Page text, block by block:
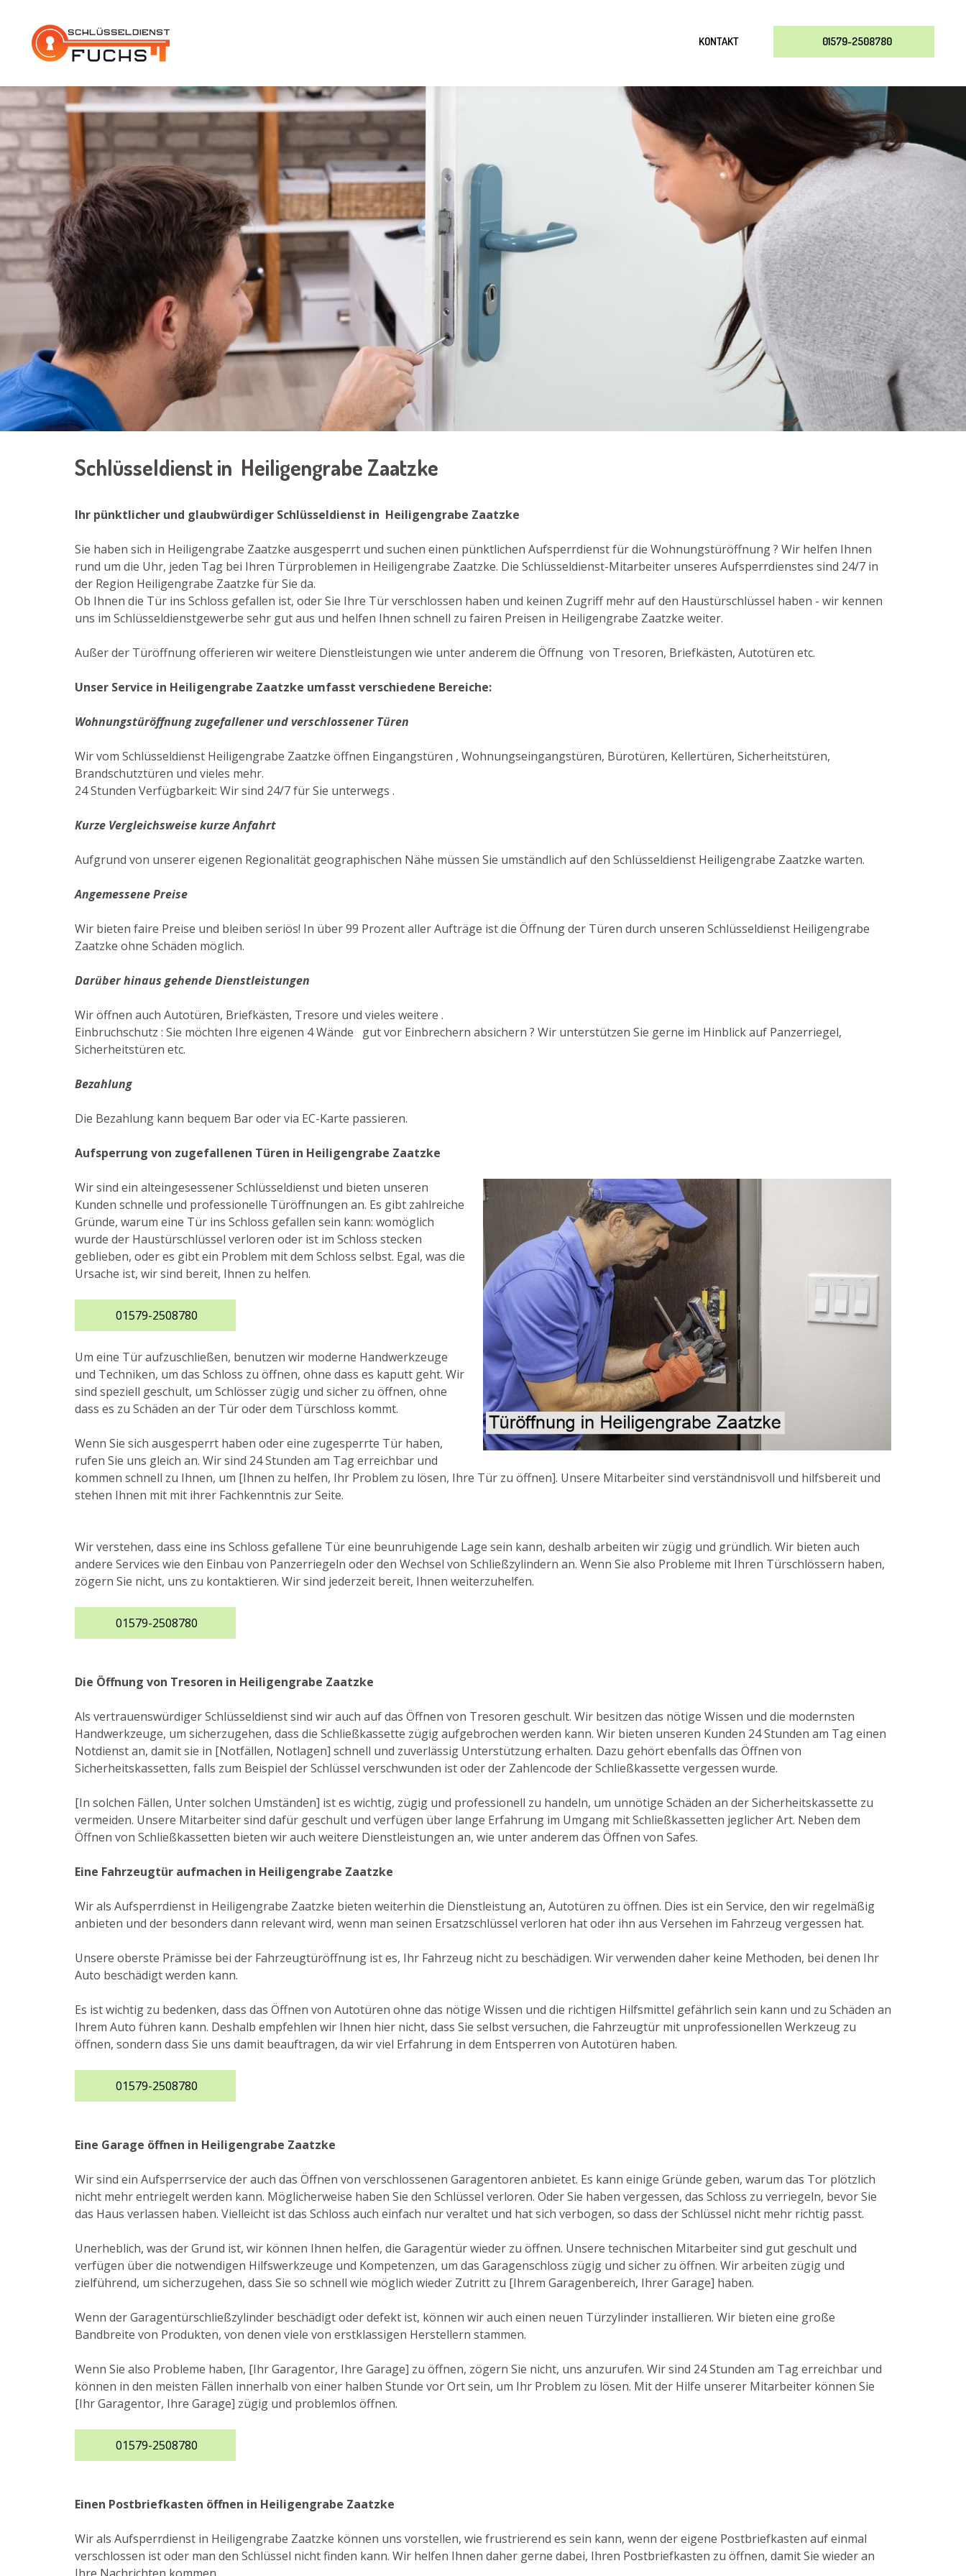
KONTAKT 01579-2508780
Schlüsseldienst in Heiligengrabe Zaatzke
Ihr pünktlicher und glaubwürdiger Schlüsseldienst in Heiligengrabe Zaatzke
Sie haben sich in Heiligengrabe Zaatzke ausgesperrt und suchen einen pünktlichen Aufsperrdienst für die Wohnungstüröffnung ? Wir helfen Ihnen
rund um die Uhr, jeden Tag bei Ihren Türproblemen in Heiligengrabe Zaatzke. Die Schlüsseldienst-Mitarbeiter unseres Aufsperrdienstes sind 24/7 in
der Region Heiligengrabe Zaatzke für Sie da.
Ob Ihnen die Tür ins Schloss gefallen ist, oder Sie Ihre Tür verschlossen haben und keinen Zugriff mehr auf den Haustürschlüssel haben - wir kennen
uns im Schlüsseldienstgewerbe sehr gut aus und helfen Ihnen schnell zu fairen Preisen in Heiligengrabe Zaatzke weiter.
Außer der Türöffnung offerieren wir weitere Dienstleistungen wie unter anderem die Öffnung von Tresoren, Briefkästen, Autotüren etc.
Unser Service in Heiligengrabe Zaatzke umfasst verschiedene Bereiche:
Wohnungstüröffnung zugefallener und verschlossener Türen
Wir vom Schlüsseldienst Heiligengrabe Zaatzke öffnen Eingangstüren , Wohnungseingangstüren, Bürotüren, Kellertüren, Sicherheitstüren,
Brandschutztüren und vieles mehr.
24 Stunden Verfügbarkeit: Wir sind 24/7 für Sie unterwegs .
Kurze Vergleichsweise kurze Anfahrt
Aufgrund von unserer eigenen Regionalität geographischen Nähe müssen Sie umständlich auf den Schlüsseldienst Heiligengrabe Zaatzke warten.
Angemessene Preise
Wir bieten faire Preise und bleiben seriös! In über 99 Prozent aller Aufträge ist die Öffnung der Türen durch unseren Schlüsseldienst Heiligengrabe
Zaatzke ohne Schäden möglich.
Darüber hinaus gehende Dienstleistungen
Wir öffnen auch Autotüren, Briefkästen, Tresore und vieles weitere .
Einbruchschutz : Sie möchten Ihre eigenen 4 Wände gut vor Einbrechern absichern ? Wir unterstützen Sie gerne im Hinblick auf Panzerriegel,
Sicherheitstüren etc.
Bezahlung
Die Bezahlung kann bequem Bar oder via EC-Karte passieren.
Aufsperrung von zugefallenen Türen in Heiligengrabe Zaatzke
Wir sind ein alteingesessener Schlüsseldienst und bieten unseren
Kunden schnelle und professionelle Türöffnungen an. Es gibt zahlreiche
Gründe, warum eine Tür ins Schloss gefallen sein kann: womöglich
wurde der Haustürschlüssel verloren oder ist im Schloss stecken
geblieben, oder es gibt ein Problem mit dem Schloss selbst. Egal, was die
Ursache ist, wir sind bereit, Ihnen zu helfen.
01579-2508780
Um eine Tür aufzuschließen, benutzen wir moderne Handwerkzeuge
und Techniken, um das Schloss zu öffnen, ohne dass es kaputt geht. Wir
sind speziell geschult, um Schlösser zügig und sicher zu öffnen, ohne
dass es zu Schäden an der Tür oder dem Türschloss kommt.
Wenn Sie sich ausgesperrt haben oder eine zugesperrte Tür haben,
rufen Sie uns gleich an. Wir sind 24 Stunden am Tag erreichbar und
kommen schnell zu Ihnen, um [Ihnen zu helfen, Ihr Problem zu lösen, Ihre Tür zu öffnen]. Unsere Mitarbeiter sind verständnisvoll und hilfsbereit und
stehen Ihnen mit mit ihrer Fachkenntnis zur Seite.
Wir verstehen, dass eine ins Schloss gefallene Tür eine beunruhigende Lage sein kann, deshalb arbeiten wir zügig und gründlich. Wir bieten auch
andere Services wie den Einbau von Panzerriegeln oder den Wechsel von Schließzylindern an. Wenn Sie also Probleme mit Ihren Türschlössern haben,
zögern Sie nicht, uns zu kontaktieren. Wir sind jederzeit bereit, Ihnen weiterzuhelfen.
01579-2508780
Die Öffnung von Tresoren in Heiligengrabe Zaatzke
Als vertrauenswürdiger Schlüsseldienst sind wir auch auf das Öffnen von Tresoren geschult. Wir besitzen das nötige Wissen und die modernsten
Handwerkzeuge, um sicherzugehen, dass die Schließkassette zügig aufgebrochen werden kann. Wir bieten unseren Kunden 24 Stunden am Tag einen
Notdienst an, damit sie in [Notfällen, Notlagen] schnell und zuverlässig Unterstützung erhalten. Dazu gehört ebenfalls das Öffnen von
Sicherheitskassetten, falls zum Beispiel der Schlüssel verschwunden ist oder der Zahlencode der Schließkassette vergessen wurde.
[In solchen Fällen, Unter solchen Umständen] ist es wichtig, zügig und professionell zu handeln, um unnötige Schäden an der Sicherheitskassette zu
vermeiden. Unsere Mitarbeiter sind dafür geschult und verfügen über lange Erfahrung im Umgang mit Schließkassetten jeglicher Art. Neben dem
Öffnen von Schließkassetten bieten wir auch weitere Dienstleistungen an, wie unter anderem das Öffnen von Safes.
Eine Fahrzeugtür aufmachen in Heiligengrabe Zaatzke
Wir als Aufsperrdienst in Heiligengrabe Zaatzke bieten weiterhin die Dienstleistung an, Autotüren zu öffnen. Dies ist ein Service, den wir regelmäßig
anbieten und der besonders dann relevant wird, wenn man seinen Ersatzschlüssel verloren hat oder ihn aus Versehen im Fahrzeug vergessen hat.
Unsere oberste Prämisse bei der Fahrzeugtüröffnung ist es, Ihr Fahrzeug nicht zu beschädigen. Wir verwenden daher keine Methoden, bei denen Ihr
Auto beschädigt werden kann.
Es ist wichtig zu bedenken, dass das Öffnen von Autotüren ohne das nötige Wissen und die richtigen Hilfsmittel gefährlich sein kann und zu Schäden an
Ihrem Auto führen kann. Deshalb empfehlen wir Ihnen hier nicht, dass Sie selbst versuchen, die Fahrzeugtür mit unprofessionellen Werkzeug zu
öffnen, sondern dass Sie uns damit beauftragen, da wir viel Erfahrung in dem Entsperren von Autotüren haben.
01579-2508780
Eine Garage öffnen in Heiligengrabe Zaatzke
Wir sind ein Aufsperrservice der auch das Öffnen von verschlossenen Garagentoren anbietet. Es kann einige Gründe geben, warum das Tor plötzlich
nicht mehr entriegelt werden kann. Möglicherweise haben Sie den Schlüssel verloren. Oder Sie haben vergessen, das Schloss zu verriegeln, bevor Sie
das Haus verlassen haben. Vielleicht ist das Schloss auch einfach nur veraltet und hat sich verbogen, so dass der Schlüssel nicht mehr richtig passt.
Unerheblich, was der Grund ist, wir können Ihnen helfen, die Garagentür wieder zu öffnen. Unsere technischen Mitarbeiter sind gut geschult und
verfügen über die notwendigen Hilfswerkzeuge und Kompetenzen, um das Garagenschloss zügig und sicher zu öffnen. Wir arbeiten zügig und
zielführend, um sicherzugehen, dass Sie so schnell wie möglich wieder Zutritt zu [Ihrem Garagenbereich, Ihrer Garage] haben.
Wenn der Garagentürschließzylinder beschädigt oder defekt ist, können wir auch einen neuen Türzylinder installieren. Wir bieten eine große
Bandbreite von Produkten, von denen viele von erstklassigen Herstellern stammen.
Wenn Sie also Probleme haben, [Ihr Garagentor, Ihre Garage] zu öffnen, zögern Sie nicht, uns anzurufen. Wir sind 24 Stunden am Tag erreichbar und
können in den meisten Fällen innerhalb von einer halben Stunde vor Ort sein, um Ihr Problem zu lösen. Mit der Hilfe unserer Mitarbeiter können Sie
[Ihr Garagentor, Ihre Garage] zügig und problemlos öffnen.
01579-2508780
Einen Postbriefkasten öffnen in Heiligengrabe Zaatzke
Wir als Aufsperrdienst in Heiligengrabe Zaatzke können uns vorstellen, wie frustrierend es sein kann, wenn der eigene Postbriefkasten auf einmal
verschlossen ist oder man den Schlüssel nicht finden kann. Wir helfen Ihnen daher gerne dabei, Ihren Postbriefkasten zu öffnen, damit Sie wieder an